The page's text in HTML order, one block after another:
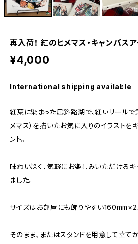
再入荷！ 紅のヒメマス・キャンバスア
¥4,000
International shipping available
紅葉に染まった屈斜路湖で、紅いリールで
メマス）を描いたお気に入りのイラストを
ント。
味わい深く、気軽にお楽しみいただけるキ
ました。
サイズはお部屋にも飾りやすい
そのまま、またはスタンドを用意して立て